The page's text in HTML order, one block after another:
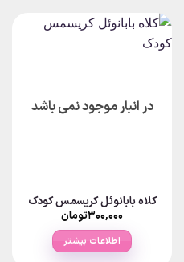
در انبار موجود نمی باشد
کلاه بابانوئل کریسمس کودک
۳۰۰,۰۰۰تومان
اطلاعات بیشتر